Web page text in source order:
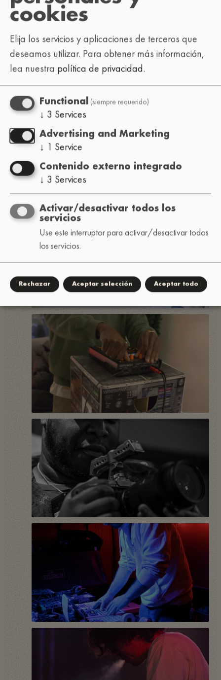
cookies
Elija los servicios y aplicaciones de terceros que
deseamos utilizar. Para obtener más información,
lea nuestra política de privacidad.
Functional (siempre requerido)
↓ 3 Services
Advertising and Marketing
↓ 1 Service
Contenido externo integrado
↓ 3 Services
Activar/desactivar todos los
servicios
Use este interruptor para activar/desactivar todos
los servicios.
Rechazar Aceptar selección Aceptar todo